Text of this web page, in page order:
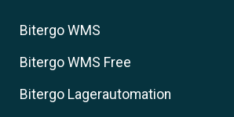
Bitergo WMS
Bitergo WMS Free
Bitergo Lagerautomation